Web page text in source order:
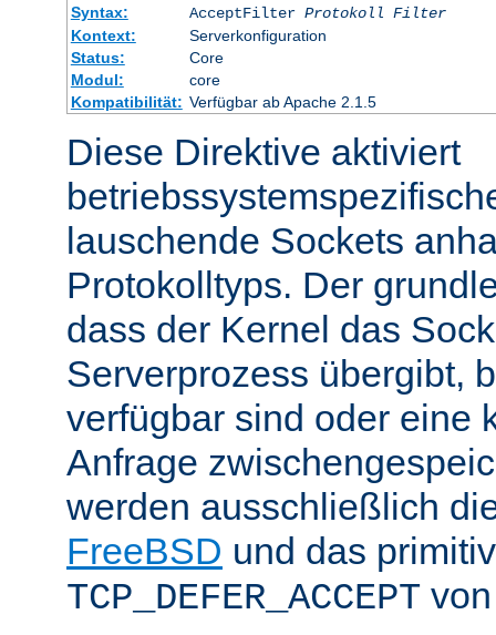
Syntax:
AcceptFilter Protokoll Filter
Kontext:
Serverkonfiguration
Status:
Core
Modul:
core
Kompatibilität: Verfügbar ab Apache 2.1.5
Diese Direktive aktiviert
lauschende Sockets
Protokolltyps. Der
dass der Kernel das
Serverprozess übergibt,
verfügbar sind oder eine
Anfrage
werden ausschließlich
FreeBSD und das
TCP_DEFER_ACCEPT